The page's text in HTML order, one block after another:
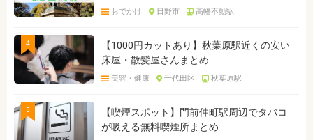
おでかけ 日野市 高幡不動駅
4
【1000円カットあり】秋葉原駅近くの安い
床屋・散髪屋さんまとめ
美容・健康 千代田区 秋葉原駅
5
【喫煙スポット】門前仲町駅周辺でタバコ
が吸える無料喫煙所まとめ